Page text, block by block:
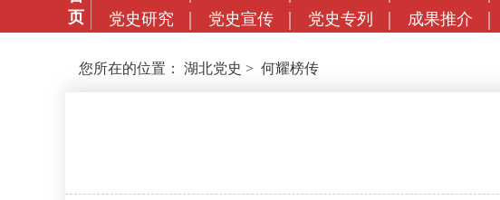
页
党史研究
党史宣传 党史专列 成果推介
您所在的位置： 湖北党史 > 何耀榜传